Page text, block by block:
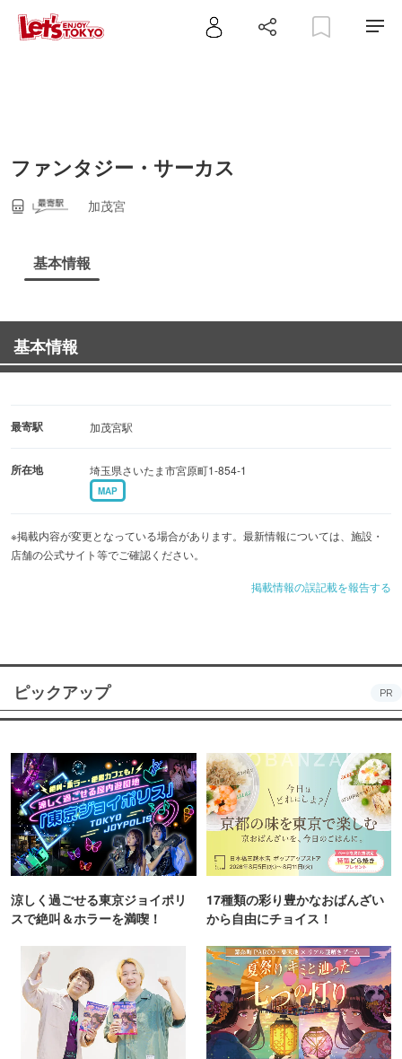
ファンタジー・サーカス
加茂宮
基本情報
基本情報
最寄駅 加茂宮駅
所在地 埼玉県さいたま市宮原町1-854-1
MAP
※掲載内容が変更となっている場合があります。最新情報については、施設・
店舗の公式サイト等でご確認ください。
掲載情報の誤記載を報告する
ピックアップ PR
涼しく過ごせる東京ジョイポリ
スで絶叫＆ホラーを満喫！
17種類の彩り豊かなおばんざい
から自由にチョイス！